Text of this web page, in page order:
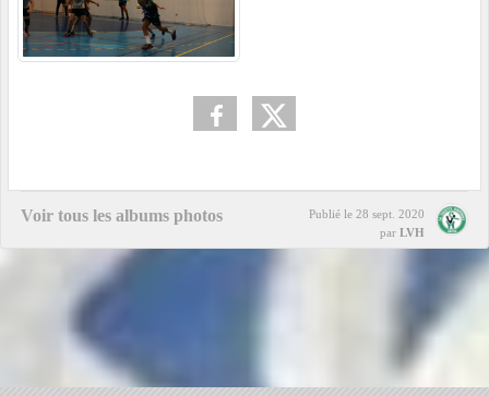
Voir tous les albums photos Publié le 28 sept. 2020
par LVH